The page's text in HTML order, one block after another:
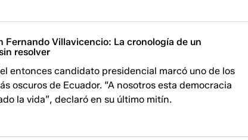
Fernando Villavicencio: La cronología de un
resolver
entonces candidato presidencial marcó uno de los
oscuros de Ecuador. “A nosotros esta democracia
la vida”, declaró en su último mitín.